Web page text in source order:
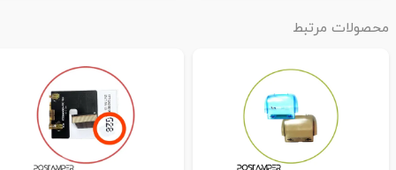
مرتبط